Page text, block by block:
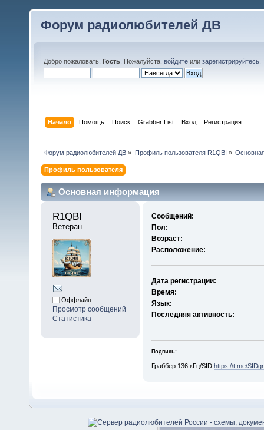
Форум радиолюбителей ДВ
Добро пожаловать, Гость . Пожалуйста, войдите или зарегистрируйтесь
Начало Помощь Поиск Grabber List Вход Регистрация
Форум радиолюбителей ДВ » Профиль пользователя R1QBI »
Профиль пользователя
Основная информация
R1QBI
Ветеран
Оффлайн
Просмотр сообщений
Статистика
Сообщений:
Пол:
Возраст:
Расположение:
Дата регистрации:
Время:
Язык:
Последняя активность:
Подпись:
Граббер 136 кГц/SID https://t.me/